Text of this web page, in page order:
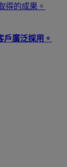
得的成果。
戶廣泛採用。